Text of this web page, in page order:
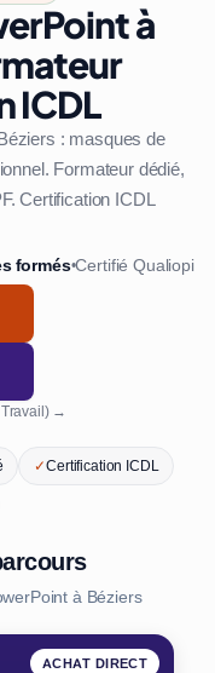
à
ICDL
: masques de
Formateur dédié,
Certification ICDL
formés•Certifié Qualiopi
Travail) →
✓Certification ICDL
à Béziers
ACHAT DIRECT